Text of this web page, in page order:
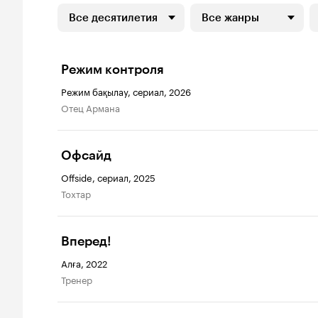
Все десятилетия Все жанры
Режим контроля
Режим бақылау, сериал, 2026
отец Армана
Офсайд
Offside, сериал, 2025
Тохтар
Вперед!
Алға, 2022
тренер